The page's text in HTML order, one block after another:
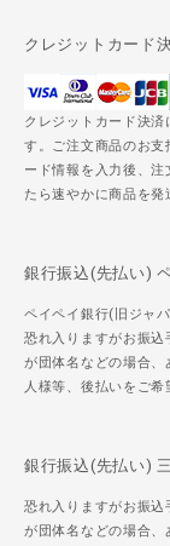
クレジットカード
クレジットカード決
す。ご注文商品のお支
ード情報を入力後、
たら速やかに商品を発
銀行振込(先払い)
ペイペイ銀行(旧ジャ
恐れ入りますがお振
が団体名などの場合
人様等、後払いをご
銀行振込(先払い)
恐れ入りますがお振
が団体名などの場合